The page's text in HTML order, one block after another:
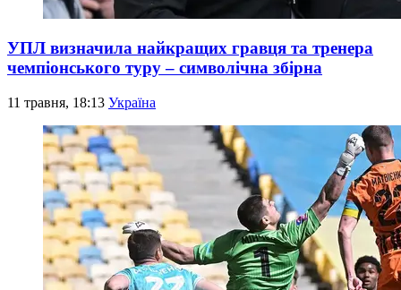
УПЛ визначила найкращих гравця та тренера
чемпіонського туру – символічна збірна
11 травня, 18:13 Україна